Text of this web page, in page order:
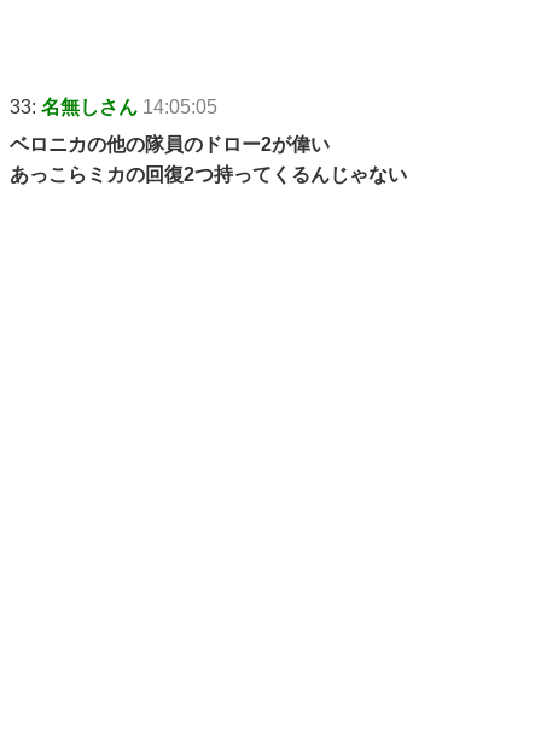
33: 名無しさん 14:05:05
ベロニカの他の隊員のドロー2が偉い
あっこらミカの回復2つ持ってくるんじゃない